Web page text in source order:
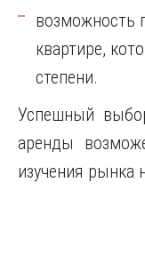
возможность
квартире,
степени.
Успешный
аренды
изучения рынка